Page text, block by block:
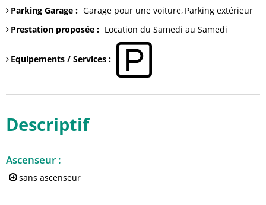
Parking Garage : Garage pour une voiture Parking extérieur
Prestation proposée : Location du Samedi au Samedi
Equipements / Services :
Descriptif
Ascenseur :
sans ascenseur